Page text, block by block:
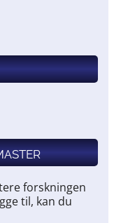
forskningen
til, kan du